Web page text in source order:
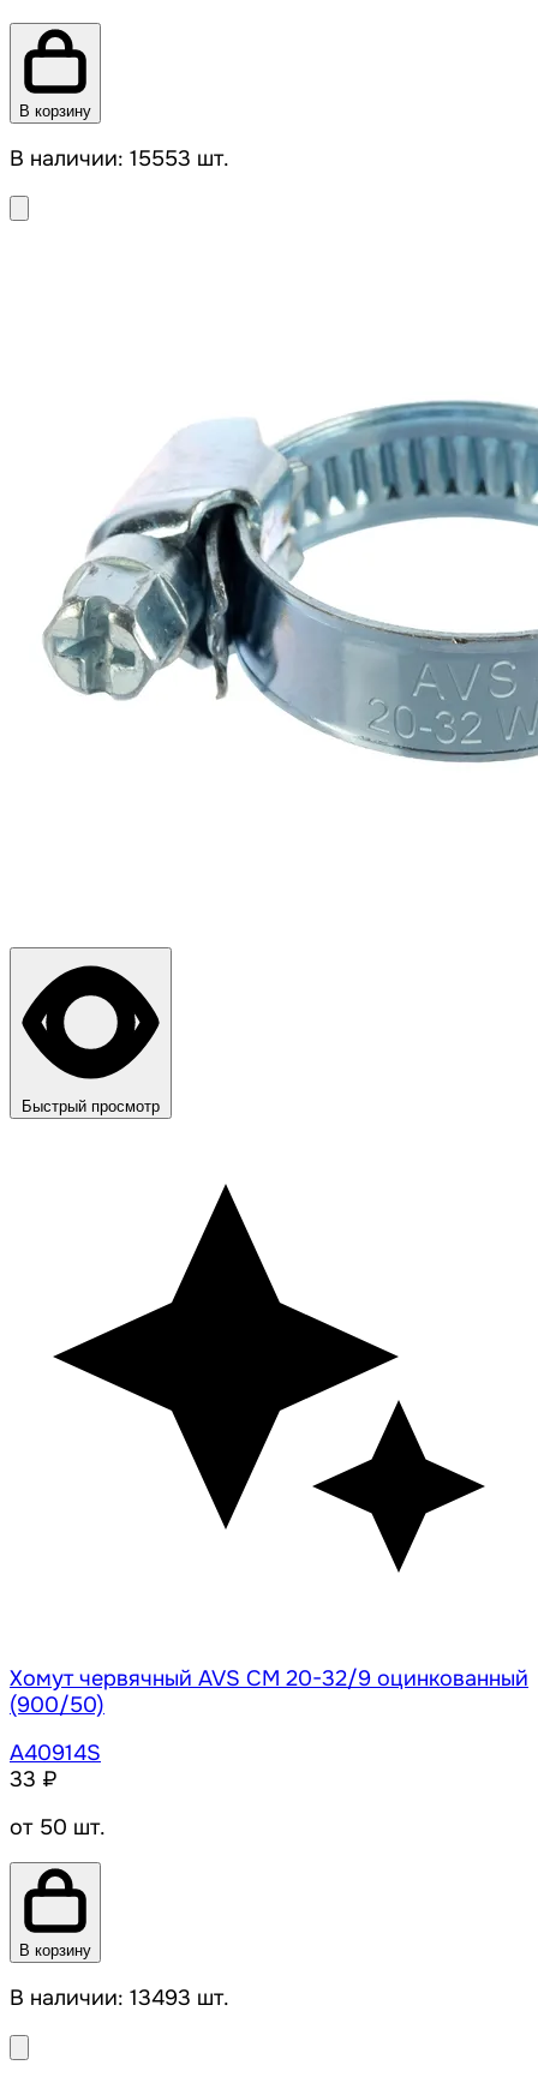
В корзину
В наличии: 15553 шт.
Быстрый просмотр
Хомут червячный AVS CM 20-32/9 оцинкованный
(900/50)
A40914S
33 ₽
от 50 шт.
В корзину
В наличии: 13493 шт.